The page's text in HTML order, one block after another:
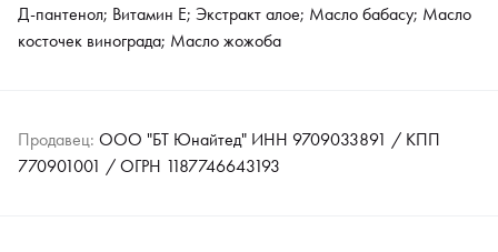
Д-пантенол; Витамин Е; Экстракт алое; Масло бабасу; Масло
косточек винограда; Масло жожоба
Продавец: ООО "БТ Юнайтед" ИНН 9709033891 / КПП
770901001 / ОГРН 1187746643193